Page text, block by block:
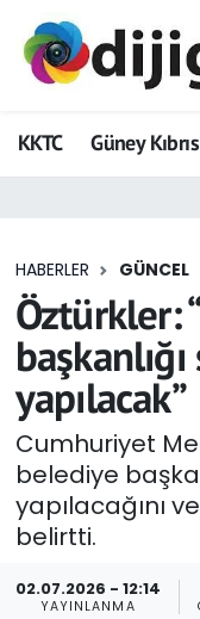
KKTC Güney Kıbrıs
HABERLER GÜNCEL
Öztürkler:
yapılacak”
Cumhuriyet
belediye
yapılacağını
belirtti.
02.07.2026 - 12:14
YAYINLANMA
Dijigazete
Eğitim
Ekonomi
Foto Galeri
GEZİ
Güncel
Gündem
Hava
Trafik
Tüm
Son Dakika
Haber Arşivi